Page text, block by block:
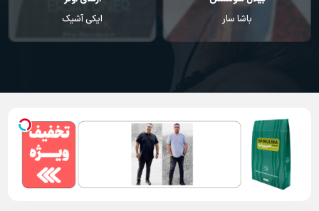
باشا سار
ایکی آشیک